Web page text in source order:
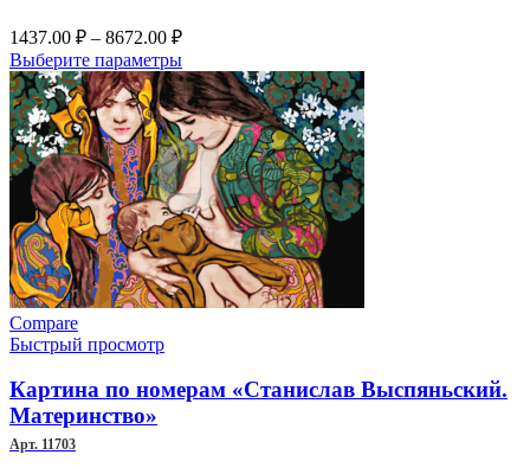
1437.00 ₽ – 8672.00 ₽Диапазон
цен:
1437.00 ₽
–
8672.00 ₽
Выберите параметрыЭтот
товар
имеет
несколько
вариаций.
Опции
можно
выбрать
на
странице
товара.
Compare
Быстрый просмотр
Картина по номерам «Станислав Выспяньский.
Материнство»
Арт. 11703